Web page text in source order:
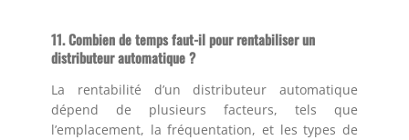
11.Combien de temps faut-il pour rentabiliser un
distributeur automatique ?
La rentabilité d’un distributeur automatique
dépend de plusieurs facteurs, tels que
l’emplacement, la fréquentation, et les types de